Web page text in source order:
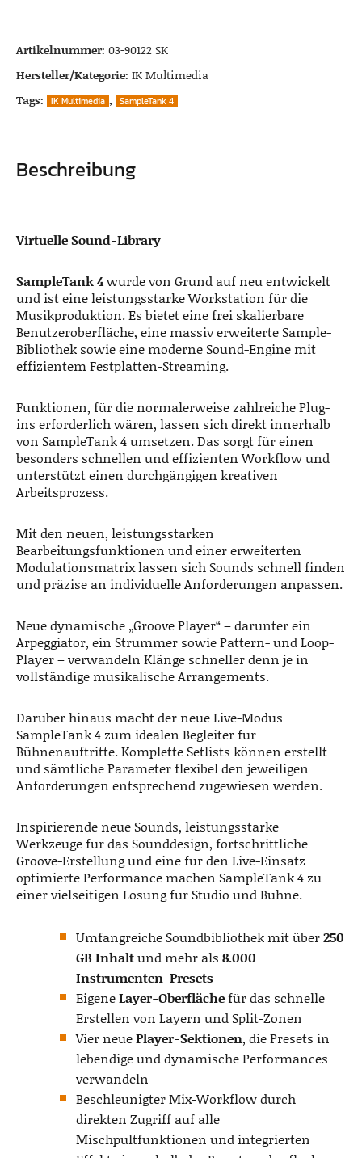
Artikelnummer: 03-90122 SK
Hersteller/Kategorie: IK Multimedia
Tags:
IK Multimedia , SampleTank 4
Beschreibung
Virtuelle Sound-Library
SampleTank 4wurde von Grund auf neu entwickelt
und ist eine leistungsstarke Workstation für die
Musikproduktion. Es bietet eine frei skalierbare
Benutzeroberfläche, eine massiv erweiterte Sample-
Bibliothek sowie eine moderne Sound-Engine mit
effizientem Festplatten-Streaming.
Funktionen, für die normalerweise zahlreiche Plug-
ins erforderlich wären, lassen sich direkt innerhalb
von SampleTank 4 umsetzen. Das sorgt für einen
besonders schnellen und effizienten Workflow und
unterstützt einen durchgängigen kreativen
Arbeitsprozess.
Mit den neuen, leistungsstarken
Bearbeitungsfunktionen und einer erweiterten
Modulationsmatrix lassen sich Sounds schnell finden
und präzise an individuelle Anforderungen anpassen.
Neue dynamische „Groove Player“ – darunter ein
Arpeggiator, ein Strummer sowie Pattern- und Loop-
Player – verwandeln Klänge schneller denn je in
vollständige musikalische Arrangements.
Darüber hinaus macht der neue Live-Modus
SampleTank 4 zum idealen Begleiter für
Bühnenauftritte. Komplette Setlists können erstellt
und sämtliche Parameter flexibel den jeweiligen
Anforderungen entsprechend zugewiesen werden.
Inspirierende neue Sounds, leistungsstarke
Werkzeuge für das Sounddesign, fortschrittliche
Groove-Erstellung und eine für den Live-Einsatz
optimierte Performance machen SampleTank 4 zu
einer vielseitigen Lösung für Studio und Bühne.
Umfangreiche Soundbibliothek mit über250
GB Inhaltund mehr als 8.000
Instrumenten-Presets
EigeneLayer-Oberflächefür das schnelle
Erstellen von Layern und Split-Zonen
Vier neuePlayer-Sektionen, die Presets in
lebendige und dynamische Performances
verwandeln
Beschleunigter Mix-Workflow durch
direkten Zugriff auf alle
Mischpultfunktionen und integrierten